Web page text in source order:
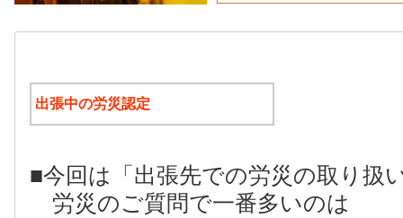
出張中の労災認定
■今回は「出張先での労災の取り扱
労災のご質問で一番多いのは